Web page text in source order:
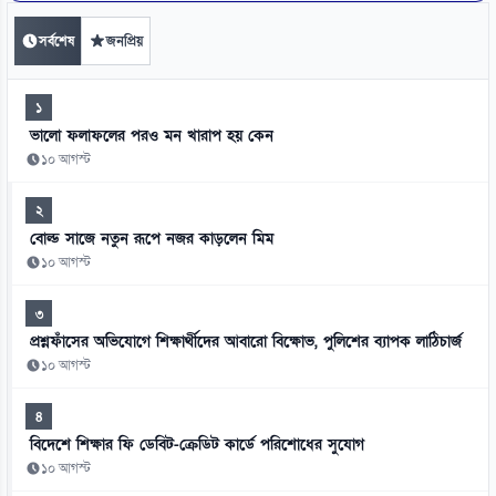
সর্বশেষ জনপ্রিয়
১
ভালো ফলাফলের পরও মন খারাপ হয় কেন
১০ আগস্ট
২
বোল্ড সাজে নতুন রূপে নজর কাড়লেন মিম
১০ আগস্ট
৩
প্রশ্নফাঁসের অভিযোগে শিক্ষার্থীদের আবারো বিক্ষোভ, পুলিশের ব্যাপক লাঠিচার্জ
১০ আগস্ট
৪
বিদেশে শিক্ষার ফি ডেবিট-ক্রেডিট কার্ডে পরিশোধের সুযোগ
১০ আগস্ট